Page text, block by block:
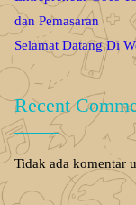
dan Pemasaran
Selamat Datang Di
Recent
Tidak ada komentar